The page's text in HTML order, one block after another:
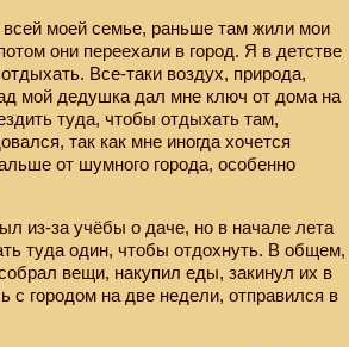
моей семье, раньше там жили мои
они переехали в город. Я в детстве
Все-таки воздух, природа,
мой дедушка дал мне ключ от дома на
туда, чтобы отдыхать там,
так как мне иногда хочется
от шумного города, особенно
из-за учёбы о даче, но в начале лета
туда один, чтобы отдохнуть. В общем,
вещи, накупил еды, закинул их в
городом на две недели, отправился в